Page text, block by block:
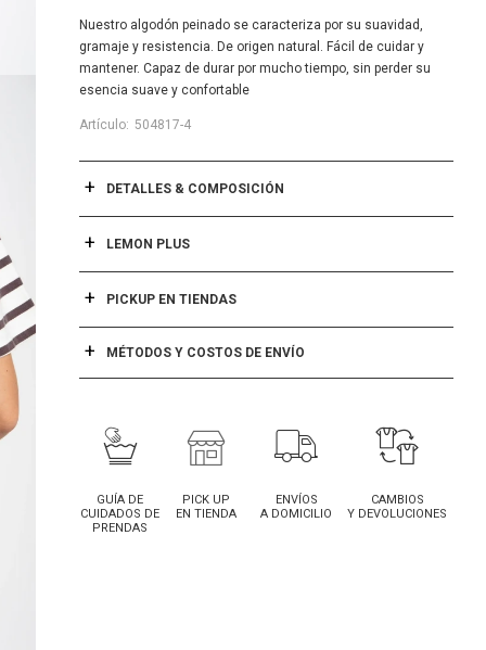
Nuestro algodón peinado se caracteriza por su suavidad,
gramaje y resistencia. De origen natural. Fácil de cuidar y
mantener. Capaz de durar por mucho tiempo, sin perder su
esencia suave y confortable
504817-4
DETALLES & COMPOSICIÓN
LEMON PLUS
PICKUP EN TIENDAS
MÉTODOS Y COSTOS DE ENVÍO
GUÍA DE
CUIDADOS DE
PRENDAS
PICK UP
EN TIENDA
ENVÍOS
A DOMICILIO
CAMBIOS
Y DEVOLUCIONES